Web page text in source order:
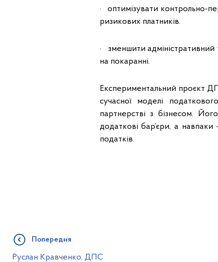
· оптимізувати контрольно-
ризикових платників.
· зменшити адміністративний
на покаранні.
Експериментальний проєкт
сучасної моделі
партнерстві з бізнесом.
додаткові бар’єри, а навпаки
податків.
Попередня
Руслан Кравченко: ДПС